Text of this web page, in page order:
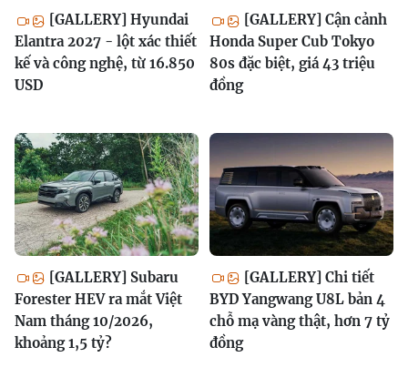
[GALLERY] Hyundai
Elantra 2027 - lột xác thiết
kế và công nghệ, từ 16.850
USD
[GALLERY] Cận cảnh
Honda Super Cub Tokyo
80s đặc biệt, giá 43 triệu
đồng
[GALLERY] Subaru
Forester HEV ra mắt Việt
Nam tháng 10/2026,
khoảng 1,5 tỷ?
[GALLERY] Chi tiết
BYD Yangwang U8L bản 4
chỗ mạ vàng thật, hơn 7 tỷ
đồng